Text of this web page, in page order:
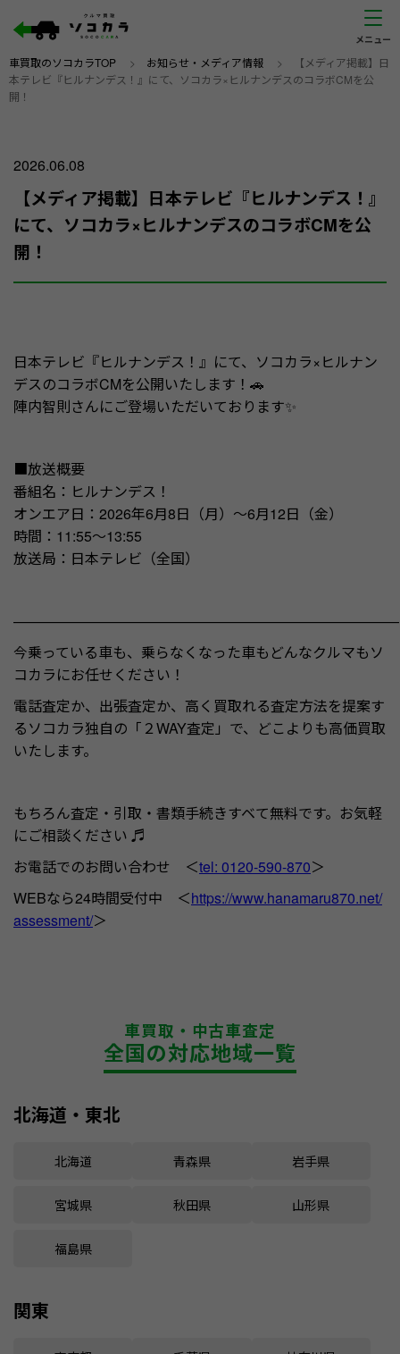
車買取のソコカラTOP > お知らせ・メディア情報 >
【メディア掲載】日
本テレビ『ヒルナンデス！』にて、ソコカラ×ヒルナンデスのコラボCMを公
開！
2026.06.08
【メディア掲載】日本テレビ『ヒルナンデス！』
にて、ソコカラ×ヒルナンデスのコラボCMを公
開！
日本テレビ『ヒルナンデス！』にて、ソコカラ×ヒルナン
デスのコラボCMを公開いたします！🚗
陣内智則さんにご登場いただいております✨
■放送概要
番組名：ヒルナンデス！
オンエア日：2026年6月8日（月）～6月12日（金）
時間：11:55～13:55
放送局：日本テレビ（全国）
———————————————————————————
今乗っている車も、乗らなくなった車もどんなクルマもソ
コカラにお任せください！
電話査定か、出張査定か、高く買取れる査定方法を提案す
るソコカラ独自の「２WAY査定」で、どこよりも高価買取
いたします。
もちろん査定・引取・書類手続きすベて無料です。お気軽
にご相談ください ♬
お電話でのお問い合わせ ＜tel: 0120-590-870＞
WEBなら24時間受付中 ＜https://www.hanamaru870.net/
assessment/＞
車買取・中古車査定
全国の対応地域一覧
北海道・東北
北海道 青森県 岩手県
宮城県 秋田県 山形県
福島県
関東